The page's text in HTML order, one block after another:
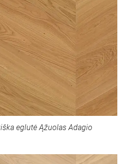
eglutė Ąžuolas Adagio